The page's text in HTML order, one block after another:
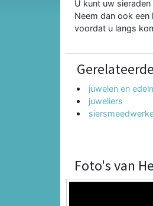
U kunt uw
Neem dan ook een
voordat u langs
juwelen en
juweliers
Foto's van